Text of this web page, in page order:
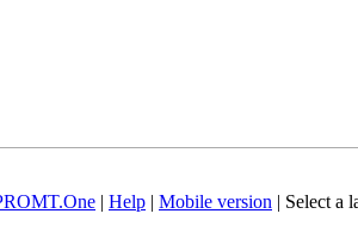
| Help | Mobile version | Select a